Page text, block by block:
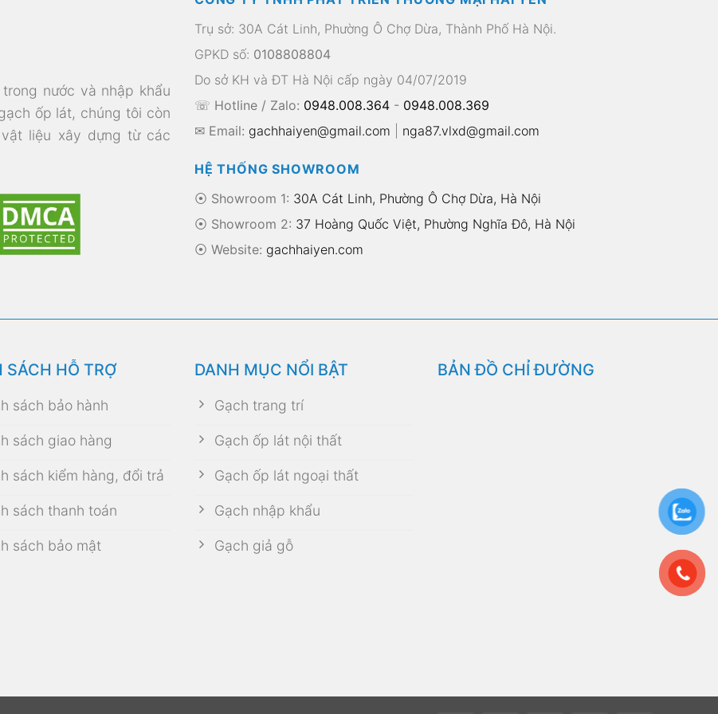
nước và nhập khẩu
ốp lát, chúng tôi còn
liệu xây dựng từ các
Trụ sở: 30A Cát Linh, Phường Ô Chợ Dừa, Thành Phố Hà Nội.
GPKD số: 0108808804
Do sở KH và ĐT Hà Nội cấp ngày 04/07/2019
☏ Hotline / Zalo: 0948.008.364 - 0948.008.369
✉ Email: gachhaiyen@gmail.com nga87.vlxd@gmail.com
HỆ THỐNG SHOWROOM
⦿ Showroom 1: 30A Cát Linh, Phường Ô Chợ Dừa, Hà Nội
⦿ Showroom 2: 37 Hoàng Quốc Việt, Phường Nghĩa Đô, Hà Nội
⦿ Website: gachhaiyen.com
SÁCH HỖ TRỢ
sách bảo hành
sách giao hàng
sách kiểm hàng, đổi trả
sách thanh toán
sách bảo mật
DANH MỤC NỔI BẬT
Gạch trang trí
Gạch ốp lát nội thất
Gạch ốp lát ngoại thất
Gạch nhập khẩu
Gạch giả gỗ
BẢN ĐỒ CHỈ ĐƯỜNG